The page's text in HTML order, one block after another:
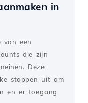
in
van een
die zijn
Deze
stappen uit om
en er toegang